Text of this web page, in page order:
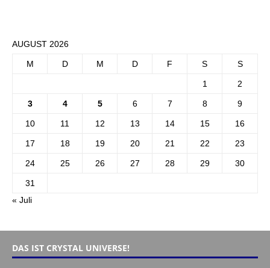
AUGUST 2026
M D M D F S S
1 2
3 4 5 6 7 8 9
10 11 12 13 14 15 16
17 18 19 20 21 22 23
24 25 26 27 28 29 30
31
« Juli
DAS IST CRYSTAL UNIVERSE!